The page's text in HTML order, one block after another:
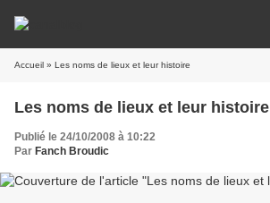
Accueil » Les noms de lieux et leur histoire
Les noms de lieux et leur histoire
Publié le 24/10/2008 à 10:22
Par Fanch Broudic